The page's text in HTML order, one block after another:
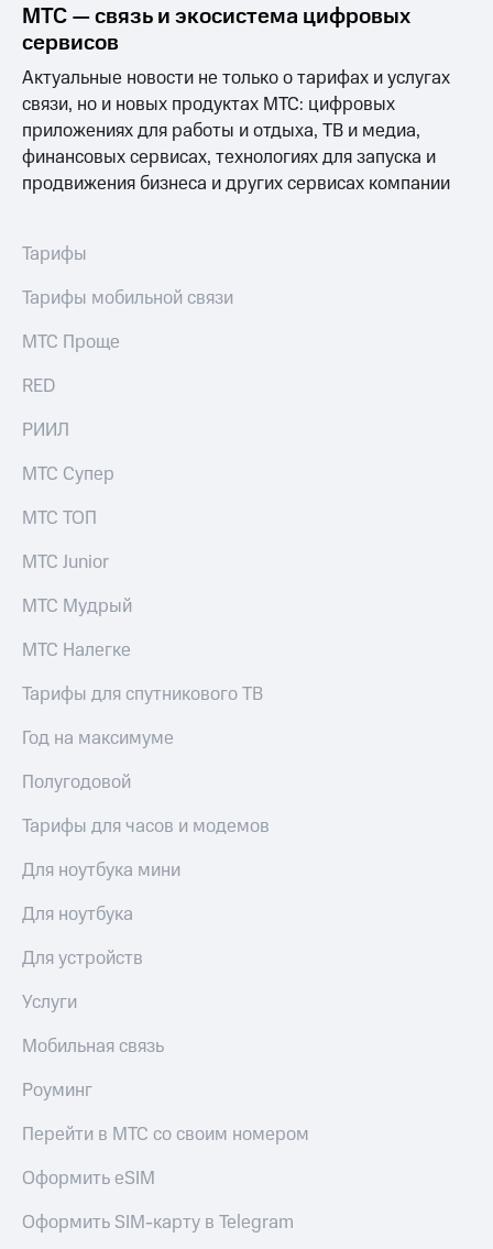
МТС — связь и экосистема цифровых
сервисов
Актуальные новости не только о тарифах и услугах
связи, но и новых продуктах МТС: цифровых
приложениях для работы и отдыха, ТВ и медиа,
финансовых сервисах, технологиях для запуска и
продвижения бизнеса и других сервисах компании
Тарифы
Тарифы мобильной связи
МТС Проще
RED
РИИЛ
МТС Супер
МТС ТОП
МТС Junior
МТС Мудрый
МТС Налегке
Тарифы для спутникового ТВ
Год на максимуме
Полугодовой
Тарифы для часов и модемов
Для ноутбука мини
Для ноутбука
Для устройств
Услуги
Мобильная связь
Роуминг
Перейти в МТС со своим номером
Оформить eSIM
Оформить SIM-карту в Telegram